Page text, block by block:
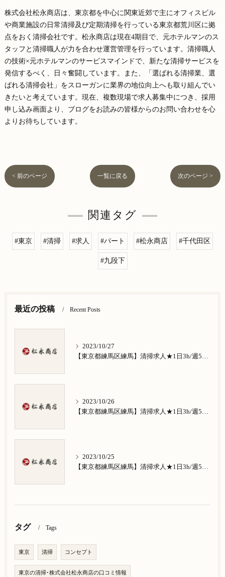
株式会社松永商店は、東京都を中心に関東近郊で主にオフィスビル
や商業施設の日常清掃及び定期清掃を行っている東京都荒川区に拠
点をおく清掃会社です。松永商店は現在4期目で、元ホテルマンのス
タッフと清掃職人が力を合わせ運営管理を行っています。清掃職人
の技術×元ホテルマンのサービスマインドで、新たな清掃サービスを
発信するべく、日々奮闘しています。また、「選ばれる清掃業、選
ばれる清掃会社」をスローガンに業界の地位向上へも取り組んでい
きたいと考えています。現在、複数現場で求人募集中につき、採用
申し込み画面より、ブログをお読みの皆様からのお問い合わせを心
よりお待ちしています。
< 前のページ 一覧に戻る 次のページ >
関連タグ
#東京 #清掃 #求人 #パート #松永商店 #千代田区
#九段下
最近の投稿 Recent Posts
2023/10/27
【東京都練馬区練馬】清掃求人★1日3h/週5日/祝日お休み★谷原在住の方歓迎
2023/10/26
【東京都練馬区練馬】清掃求人★1日3h/週5日/祝日お休み★南田中在住の方歓迎
2023/10/25
【東京都練馬区練馬】清掃求人★1日3h/週5日/祝日お休み★南大泉在住の方歓迎
タグ Tags
東京 清掃 コンセプト
東京の清掃･株式会社松永商店の口コミ情報